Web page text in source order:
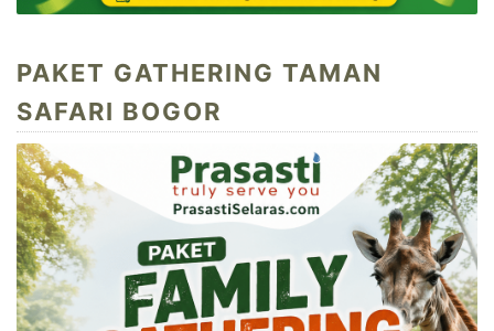
PAKET GATHERING TAMAN
SAFARI BOGOR